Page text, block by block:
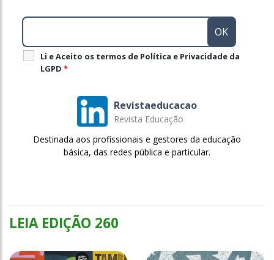
Li e Aceito os termos de Política e Privacidade da
LGPD *
Revistaeducacao
Revista Educação
Destinada aos profissionais e gestores da educação
básica, das redes pública e particular.
LEIA EDIÇÃO 260